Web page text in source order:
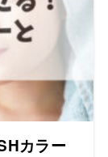
カラー